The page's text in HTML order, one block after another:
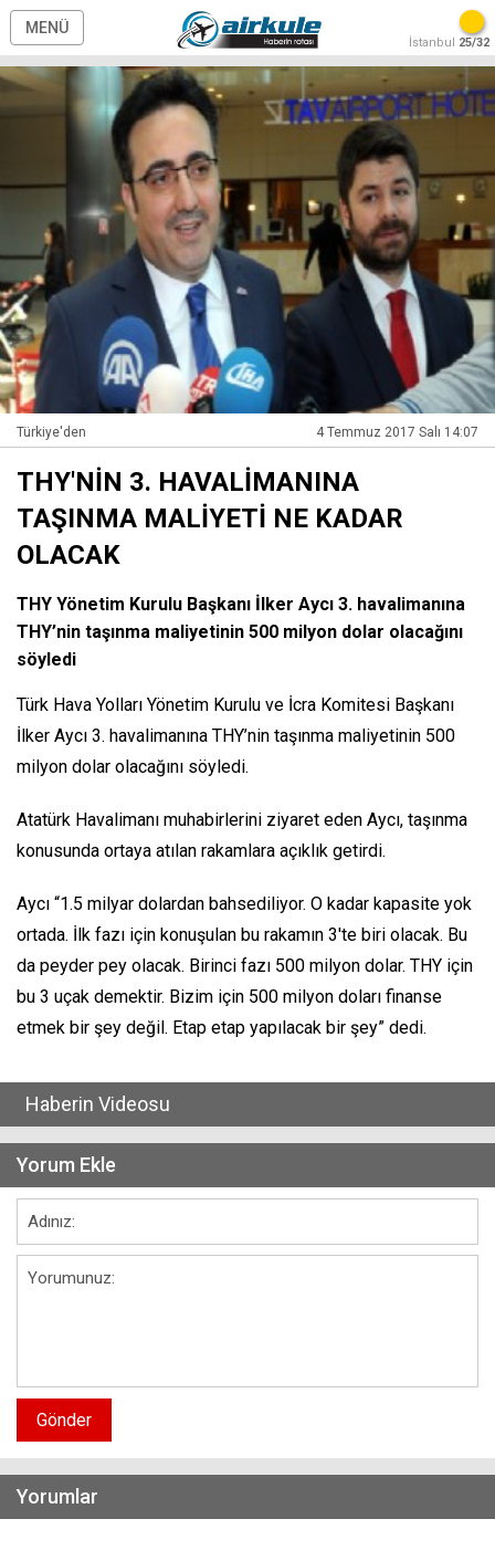
MENÜ
İstanbul 25/32
Türkiye'den 4 Temmuz 2017 Salı 14:07
THY'NİN 3. HAVALİMANINA
TAŞINMA MALİYETİ NE KADAR
OLACAK
THY Yönetim Kurulu Başkanı İlker Aycı 3. havalimanına
THY’nin taşınma maliyetinin 500 milyon dolar olacağını
söyledi
Türk Hava Yolları Yönetim Kurulu ve İcra Komitesi Başkanı
İlker Aycı 3. havalimanına THY’nin taşınma maliyetinin 500
milyon dolar olacağını söyledi.
Atatürk Havalimanı muhabirlerini ziyaret eden Aycı, taşınma
konusunda ortaya atılan rakamlara açıklık getirdi.
Aycı “1.5 milyar dolardan bahsediliyor. O kadar kapasite yok
ortada. İlk fazı için konuşulan bu rakamın 3'te biri olacak. Bu
da peyder pey olacak. Birinci fazı 500 milyon dolar. THY için
bu 3 uçak demektir. Bizim için 500 milyon doları finanse
etmek bir şey değil. Etap etap yapılacak bir şey” dedi.
Haberin Videosu
Yorum Ekle
Gönder
Yorumlar